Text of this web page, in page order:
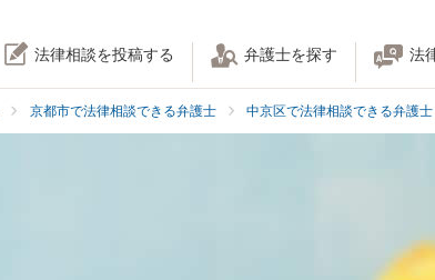
法律相談を投稿する 弁護士を探す 法
京都市で法律相談できる弁護士 中京区で法律相談できる弁護士